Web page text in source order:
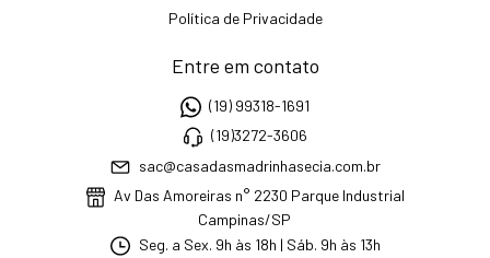
Política de Privacidade
Entre em contato
(19) 99318-1691
(19)3272-3606
sac@casadasmadrinhasecia.com.br
Av Das Amoreiras n° 2230 Parque Industrial
Campinas/SP
Seg. a Sex. 9h às 18h | Sáb. 9h às 13h